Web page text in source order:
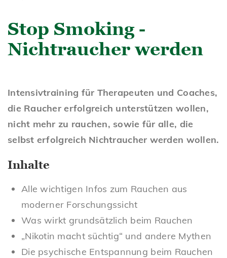
Stop Smoking -
Nichtraucher werden
Intensivtraining für Therapeuten und Coaches,
die Raucher erfolgreich unterstützen wollen,
nicht mehr zu rauchen, sowie für alle, die
selbst erfolgreich Nichtraucher werden wollen.
Inhalte
Alle wichtigen Infos zum Rauchen aus
moderner Forschungssicht
Was wirkt grundsätzlich beim Rauchen
„Nikotin macht süchtig“ und andere Mythen
Die psychische Entspannung beim Rauchen